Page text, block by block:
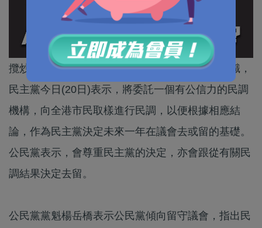
攬炒派是否接受延任第六屆立法會任期仍未有共識，
民主黨今日(20日)表示，將委託一個有公信力的民調
機構，向全港市民取樣進行民調，以便根據相應結
論，作為民主黨決定未來一年在議會去或留的基礎。
公民黨表示，會尊重民主黨的決定，亦會跟從有關民
調結果決定去留。
公民黨黨魁楊岳橋表示公民黨傾向留守議會，指出民